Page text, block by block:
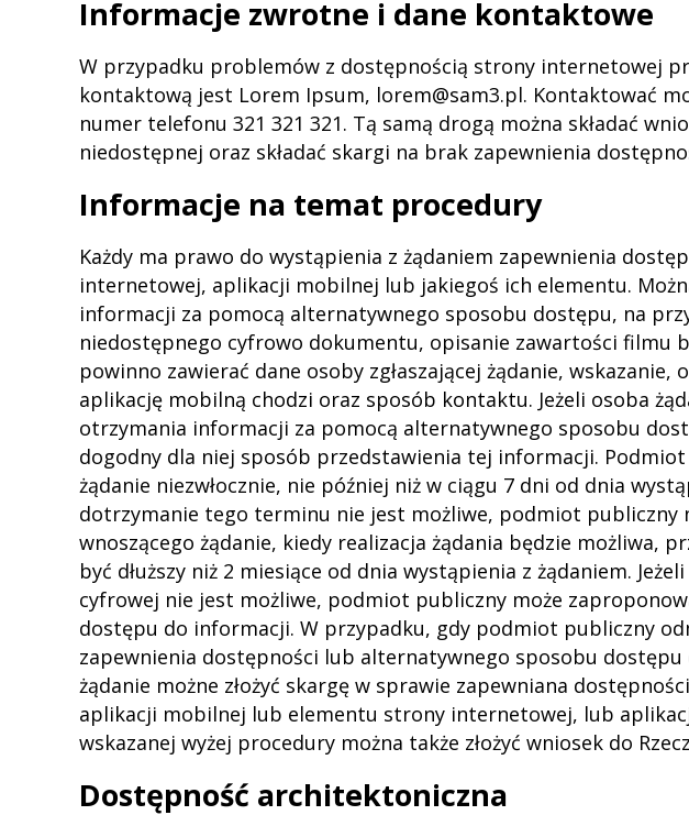
Informacje zwrotne i dane kontaktowe
W przypadku problemów z dostępnością strony internetowej
kontaktową jest Lorem Ipsum, lorem@sam3.pl. Kontaktować
numer telefonu 321 321 321. Tą samą drogą można składać
niedostępnej oraz składać skargi na brak zapewnienia
Informacje na temat procedury
Każdy ma prawo do wystąpienia z żądaniem zapewnienia
internetowej, aplikacji mobilnej lub jakiegoś ich elementu.
informacji za pomocą alternatywnego sposobu dostępu, na
niedostępnego cyfrowo dokumentu, opisanie zawartości filmu
powinno zawierać dane osoby zgłaszającej żądanie,
aplikację mobilną chodzi oraz sposób kontaktu. Jeżeli osoba
otrzymania informacji za pomocą alternatywnego sposobu
dogodny dla niej sposób przedstawienia tej informacji.
żądanie niezwłocznie, nie później niż w ciągu 7 dni od dnia
dotrzymanie tego terminu nie jest możliwe, podmiot publiczny
wnoszącego żądanie, kiedy realizacja żądania będzie możliwa,
być dłuższy niż 2 miesiące od dnia wystąpienia z żądaniem.
cyfrowej nie jest możliwe, podmiot publiczny może
dostępu do informacji. W przypadku, gdy podmiot publiczny
zapewnienia dostępności lub alternatywnego sposobu
żądanie możne złożyć skargę w sprawie zapewniana
aplikacji mobilnej lub elementu strony internetowej, lub
wskazanej wyżej procedury można także złożyć wniosek do
Dostępność architektoniczna